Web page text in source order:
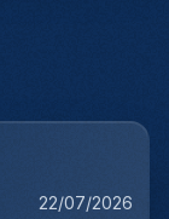
22/07/2026